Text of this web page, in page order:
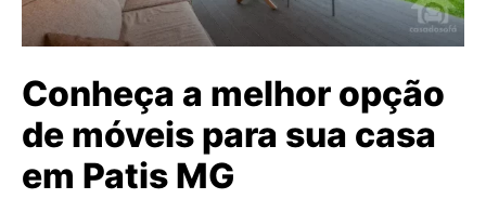
Conheça a melhor opção
de móveis para sua casa
em Patis MG